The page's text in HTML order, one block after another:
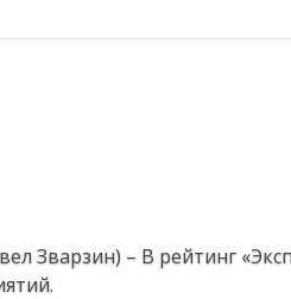
Зварзин) – В рейтинг